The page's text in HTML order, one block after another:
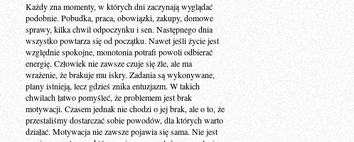
Każdy zna momenty, w których dni zaczynają wyglądać
podobnie. Pobudka, praca, obowiązki, zakupy, domowe
sprawy, kilka chwil odpoczynku i sen. Następnego dnia
wszystko powtarza się od początku. Nawet jeśli życie jest
względnie spokojne, monotonia potrafi powoli odbierać
energię. Człowiek nie zawsze czuje się źle, ale ma
wrażenie, że brakuje mu iskry. Zadania są wykonywane,
plany istnieją, lecz gdzieś znika entuzjazm. W takich
chwilach łatwo pomyśleć, że problemem jest brak
motywacji. Czasem jednak nie chodzi o jej brak, ale o to, że
przestaliśmy dostarczać sobie powodów, dla których warto
działać. Motywacja nie zawsze pojawia się sama. Nie jest